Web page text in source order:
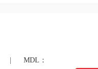
MDL：